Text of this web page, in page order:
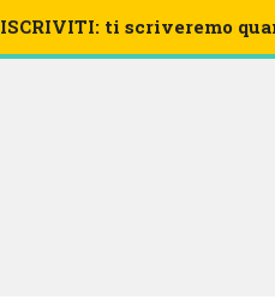
VIDEO
ISCRIVITI: ti scriveremo